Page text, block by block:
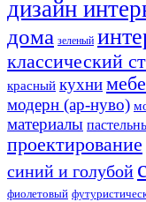
дизайн
дома зеленый
классический
красный кухни
модерн (ар-нуво)
материалы
проектирование
синий и голубой
фиолетовый